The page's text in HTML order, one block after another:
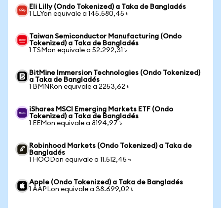
Eli Lilly (Ondo Tokenized) a Taka de Bangladés
1 LLYon equivale a 145.580,45 ৳
Taiwan Semiconductor Manufacturing (Ondo
Tokenized) a Taka de Bangladés
1 TSMon equivale a 52.292,31 ৳
BitMine Immersion Technologies (Ondo Tokenized)
a Taka de Bangladés
1 BMNRon equivale a 2253,62 ৳
iShares MSCI Emerging Markets ETF (Ondo
Tokenized) a Taka de Bangladés
1 EEMon equivale a 8194,97 ৳
Robinhood Markets (Ondo Tokenized) a Taka de
Bangladés
1 HOODon equivale a 11.512,45 ৳
Apple (Ondo Tokenized) a Taka de Bangladés
1 AAPLon equivale a 38.699,02 ৳